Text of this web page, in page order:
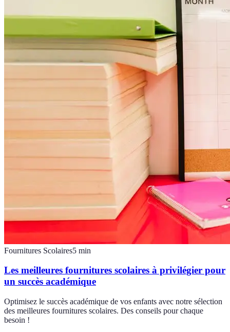
Fournitures Scolaires5 min
Les meilleures fournitures scolaires à privilégier pour
un succès académique
Optimisez le succès académique de vos enfants avec notre sélection
des meilleures fournitures scolaires. Des conseils pour chaque
besoin !